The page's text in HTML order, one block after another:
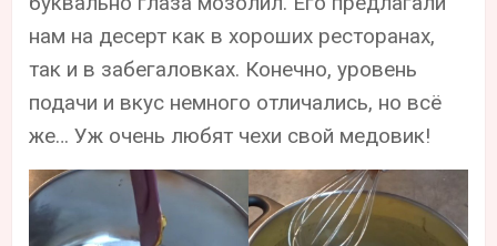
нам на десерт как в хороших ресторанах,
так и в забегаловках. Конечно, уровень
подачи и вкус немного отличались, но всё
же… Уж очень любят чехи свой медовик!